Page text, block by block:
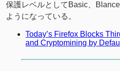
保護レベルとしてBasic、
ようになっている。
Today’s Firefox Blocks
and Cryptomining by